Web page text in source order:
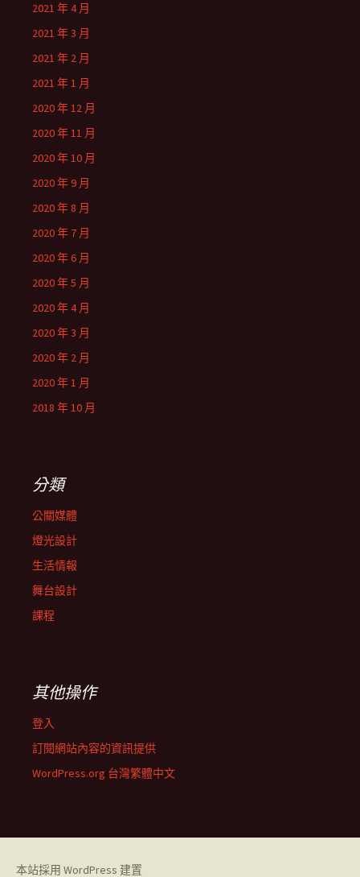
2021 年 4 月
2021 年 3 月
2021 年 2 月
2021 年 1 月
2020 年 12 月
2020 年 11 月
2020 年 10 月
2020 年 9 月
2020 年 8 月
2020 年 7 月
2020 年 6 月
2020 年 5 月
2020 年 4 月
2020 年 3 月
2020 年 2 月
2020 年 1 月
2018 年 10 月
分類
公關媒體
燈光設計
生活情報
舞台設計
課程
其他操作
登入
訂閱網站內容的資訊提供
WordPress.org 台灣繁體中文
本站採用 WordPress 建置